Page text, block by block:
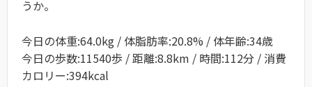
うか。
今日の体重:64.0kg / 体脂肪率:20.8% / 体年齢:34歳
今日の歩数:11540歩 / 距離:8.8km / 時間:112分 / 消費
カロリー:394kcal